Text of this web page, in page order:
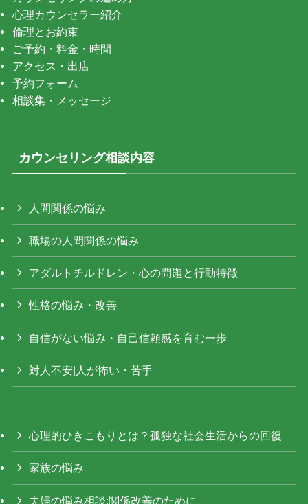
心理カウンセラー紹介
倫理とお約束
ご予約・料金・時間
アクセス・出店
予約フォーム
相談集・メッセージ
カウンセリング相談内容
人間関係の悩み
職場の人間関係の悩み
アダルトチルドレン・心の問題と行動特徴
性格の悩み・改善
自信がない悩み・自己信頼感を育む一歩
対人不安|人が怖い・苦手
心理的ひきこもりとは？孤独な社会生活からの回復
家族の悩み
夫婦の悩み相談:関係改善のために